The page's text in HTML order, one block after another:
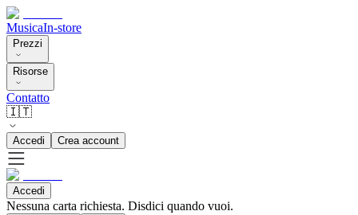
MusicaIn-store
Prezzi
Risorse
Contatto
🇮🇹
Accedi Crea account
Accedi
Nessuna carta richiesta. Disdici quando vuoi.